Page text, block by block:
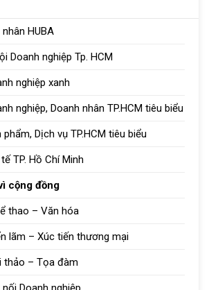
HUBA
Doanh nghiệp Tp. HCM
nghiệp xanh
nghiệp, Doanh nhân TP.HCM tiêu biểu
phẩm, Dịch vụ TP.HCM tiêu biểu
TP. Hồ Chí Minh
cộng đồng
thao – Văn hóa
lãm – Xúc tiến thương mại
thảo – Tọa đàm